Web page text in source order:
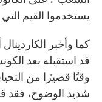
يستخدموا القيم
كما وأخبر
وقتًا قصيرًا من
شديد الوضوح، فقد